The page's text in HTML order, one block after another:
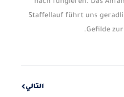
nach fungieren. Das
Staffellauf führt uns
Gefilde
التالي